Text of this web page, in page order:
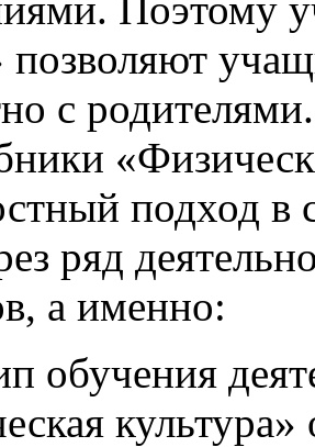
позволяют
с
подход в
ряд
а именно:
обучения